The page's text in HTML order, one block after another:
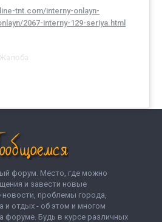
tnt.com/interny-onlayn-
2067-interny-129-seriya.html
Жалоба
форум. Место, где можно
и завести новые
проблемы города,
и отдых - об этом и многом
форуме. Будь в курсе различных